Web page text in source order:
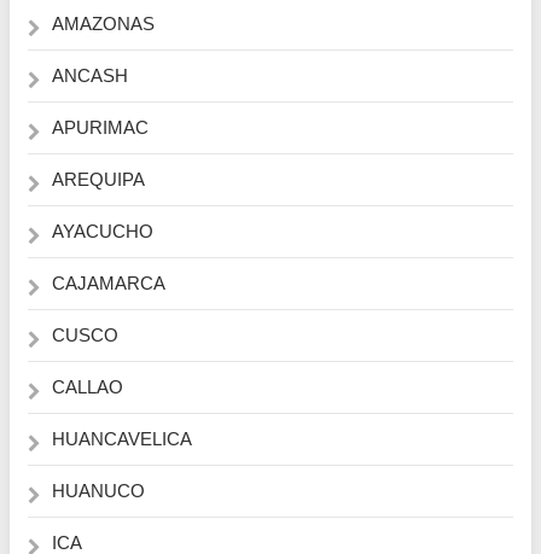
AMAZONAS
ANCASH
APURIMAC
AREQUIPA
AYACUCHO
CAJAMARCA
CUSCO
CALLAO
HUANCAVELICA
HUANUCO
ICA